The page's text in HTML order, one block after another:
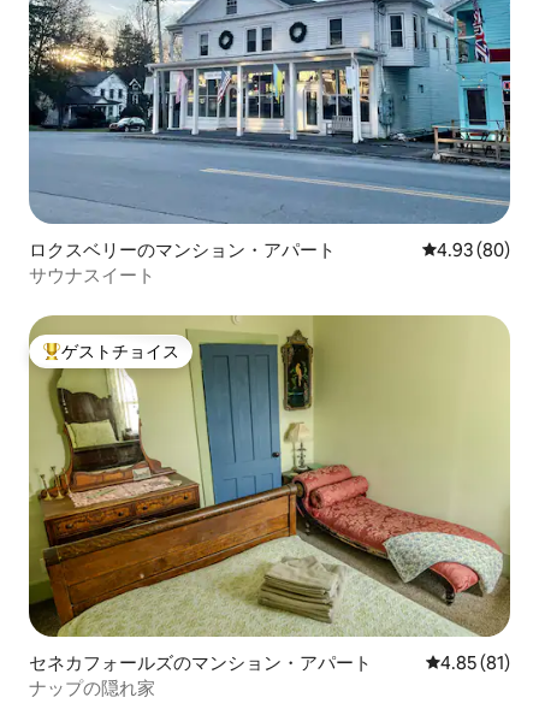
ロクスベリーのマンション・アパート レビュー80
4.93 (80)
サウナスイート
大好評のゲストチョイスです。
ゲストチョイス
セネカフォールズのマンション・アパート レビュー81
4.85 (81)
ナップの隠れ家